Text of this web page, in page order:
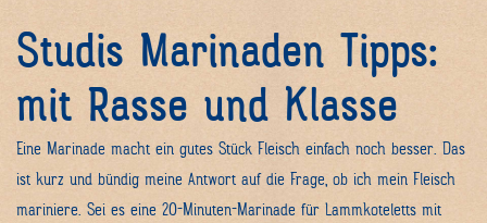
Enter)
Studis Marinaden Tipps:
mit Rasse und Klasse
Eine Marinade macht ein gutes Stück Fleisch einfach noch besser. Das
ist kurz und bündig meine Antwort auf die Frage, ob ich mein Fleisch
mariniere. Sei es eine 20-Minuten-Marinade für Lammkoteletts mit